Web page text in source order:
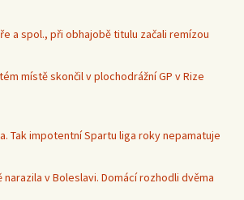
a spol., při obhajobě titulu začali remízou
místě skončil v plochodrážní GP v Rize
Tak impotentní Spartu liga roky nepamatuje
narazila v Boleslavi. Domácí rozhodli dvěma